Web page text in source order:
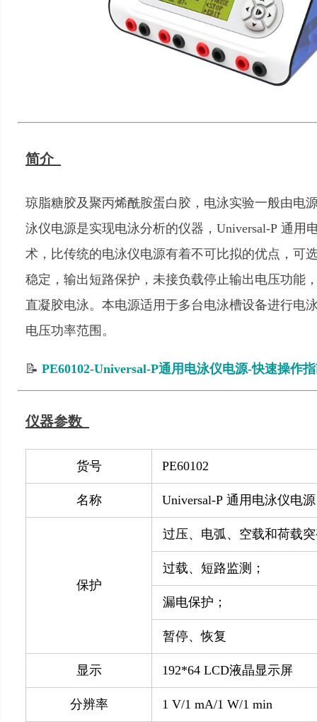
简介
琼脂糖胶及聚丙烯酰胺蛋白胶，电泳实验一般由电
泳仪电源是实现电泳分析的仪器，Universal-P 通用
术，比传统的电泳仪电源有着不可比拟的优点，可
稳定，输出短路保护，未接负载停止输出电压功能
直凝胶电泳。本电源适用于多台电泳槽设备进行电
电压功率范围。
📝 PE60102-Universal-P通用电泳仪电源-快速操作
仪器参数
货号 PE60102
名称 Universal-P 通用电泳仪电源
保护
过压、电弧、空载和荷载
过载、短路监测；
漏电保护；
暂停、恢复
显示 192*64 LCD液晶显示屏
分辨率 1 V/1 mA/1 W/1 min